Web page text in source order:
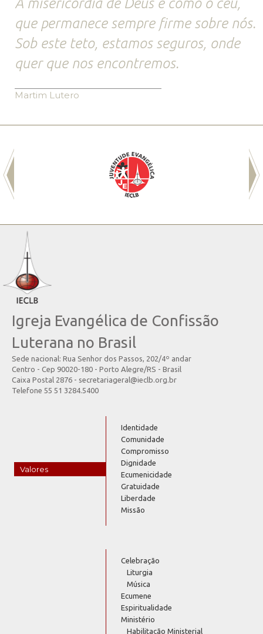
que permanece sempre firme sobre nós.
Sob este teto, estamos seguros, onde
quer que nos encontremos.
Martim Lutero
Igreja Evangélica de Confissão
Luterana no Brasil
Sede nacional: Rua Senhor dos Passos, 202/4º andar
Centro - Cep 90020-180 - Porto Alegre/RS - Brasil
Caixa Postal 2876 - secretariageral@ieclb.org.br
Telefone 55 51 3284.5400
Valores
Identidade
Comunidade
Compromisso
Dignidade
Ecumenicidade
Gratuidade
Liberdade
Missão
Celebração
Liturgia
Música
Ecumene
Espiritualidade
Ministério
Habilitação Ministerial